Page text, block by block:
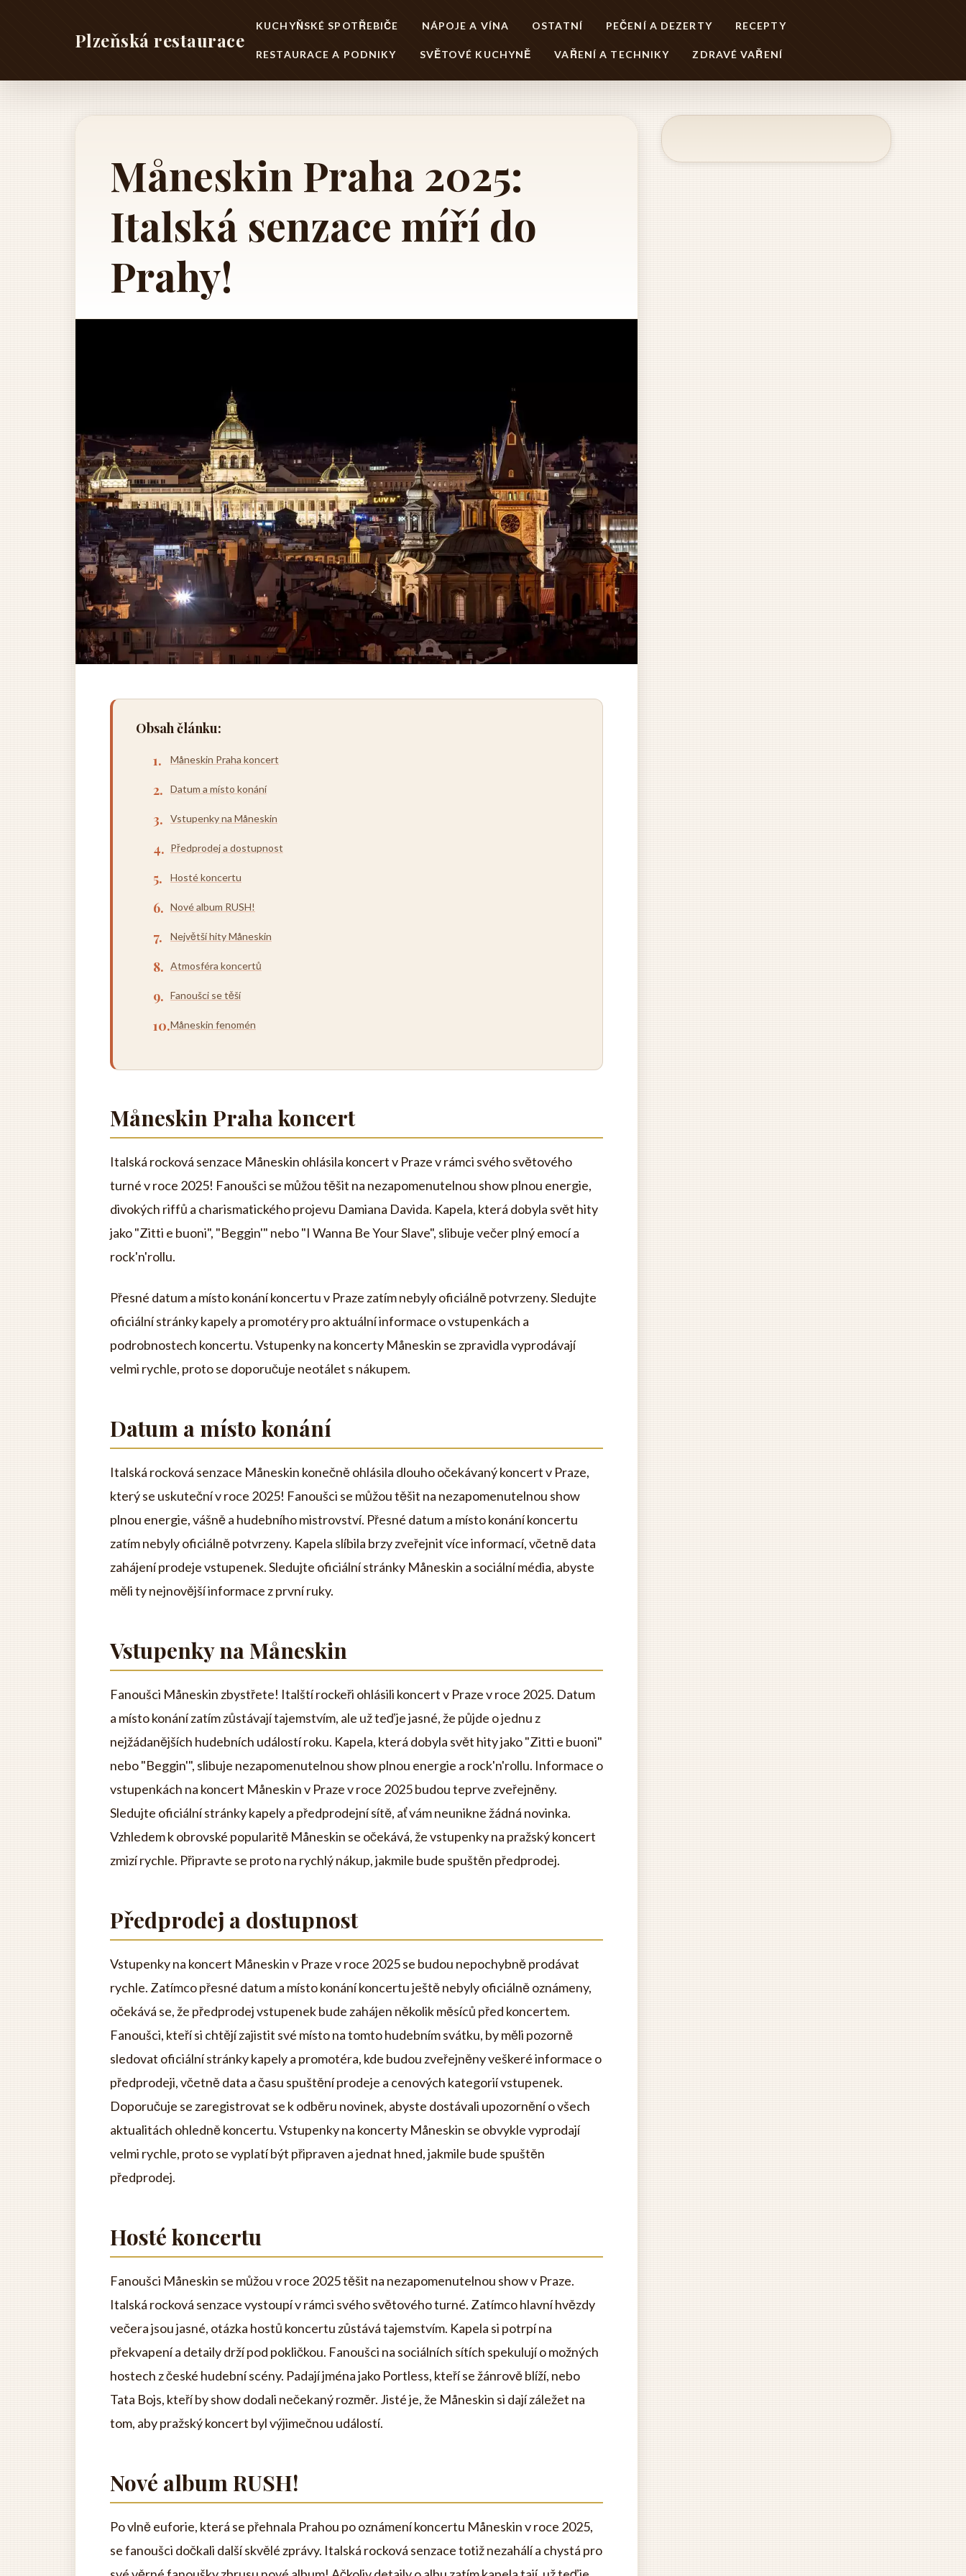
Plzeňská restaurace
KUCHYŇSKÉ SPOTŘEBIČE NÁPOJE A VÍNA OSTATNÍ PEČENÍ A DEZERTY RECEPTY
RESTAURACE A PODNIKY SVĚTOVÉ KUCHYNĚ VAŘENÍ A TECHNIKY ZDRAVÉ VAŘENÍ
Måneskin Praha 2025:
Italská senzace míří do
Prahy!
Obsah článku:
Måneskin Praha koncert
Datum a místo konání
Vstupenky na Måneskin
Předprodej a dostupnost
Hosté koncertu
Nové album RUSH!
Největší hity Måneskin
Atmosféra koncertů
Fanoušci se těší
Måneskin fenomén
Måneskin Praha koncert
Italská rocková senzace Måneskin ohlásila koncert v Praze v rámci svého světového
turné v roce 2025! Fanoušci se můžou těšit na nezapomenutelnou show plnou energie,
divokých riffů a charismatického projevu Damiana Davida. Kapela, která dobyla svět hity
jako "Zitti e buoni", "Beggin'" nebo "I Wanna Be Your Slave", slibuje večer plný emocí a
rock'n'rollu.
Přesné datum a místo konání koncertu v Praze zatím nebyly oficiálně potvrzeny. Sledujte
oficiální stránky kapely a promotéry pro aktuální informace o vstupenkách a
podrobnostech koncertu. Vstupenky na koncerty Måneskin se zpravidla vyprodávají
velmi rychle, proto se doporučuje neotálet s nákupem.
Datum a místo konání
Italská rocková senzace Måneskin konečně ohlásila dlouho očekávaný koncert v Praze,
který se uskuteční v roce 2025! Fanoušci se můžou těšit na nezapomenutelnou show
plnou energie, vášně a hudebního mistrovství. Přesné datum a místo konání koncertu
zatím nebyly oficiálně potvrzeny. Kapela slíbila brzy zveřejnit více informací, včetně data
zahájení prodeje vstupenek. Sledujte oficiální stránky Måneskin a sociální média, abyste
měli ty nejnovější informace z první ruky.
Vstupenky na Måneskin
Fanoušci Måneskin zbystřete! Italští rockeři ohlásili koncert v Praze v roce 2025. Datum
a místo konání zatím zůstávají tajemstvím, ale už teď je jasné, že půjde o jednu z
nejžádanějších hudebních událostí roku. Kapela, která dobyla svět hity jako "Zitti e buoni"
nebo "Beggin'", slibuje nezapomenutelnou show plnou energie a rock'n'rollu. Informace o
vstupenkách na koncert Måneskin v Praze v roce 2025 budou teprve zveřejněny.
Sledujte oficiální stránky kapely a předprodejní sítě, ať vám neunikne žádná novinka.
Vzhledem k obrovské popularitě Måneskin se očekává, že vstupenky na pražský koncert
zmizí rychle. Připravte se proto na rychlý nákup, jakmile bude spuštěn předprodej.
Předprodej a dostupnost
Vstupenky na koncert Måneskin v Praze v roce 2025 se budou nepochybně prodávat
rychle. Zatímco přesné datum a místo konání koncertu ještě nebyly oficiálně oznámeny,
očekává se, že předprodej vstupenek bude zahájen několik měsíců před koncertem.
Fanoušci, kteří si chtějí zajistit své místo na tomto hudebním svátku, by měli pozorně
sledovat oficiální stránky kapely a promotéra, kde budou zveřejněny veškeré informace o
předprodeji, včetně data a času spuštění prodeje a cenových kategorií vstupenek.
Doporučuje se zaregistrovat se k odběru novinek, abyste dostávali upozornění o všech
aktualitách ohledně koncertu. Vstupenky na koncerty Måneskin se obvykle vyprodají
velmi rychle, proto se vyplatí být připraven a jednat hned, jakmile bude spuštěn
předprodej.
Hosté koncertu
Fanoušci Måneskin se můžou v roce 2025 těšit na nezapomenutelnou show v Praze.
Italská rocková senzace vystoupí v rámci svého světového turné. Zatímco hlavní hvězdy
večera jsou jasné, otázka hostů koncertu zůstává tajemstvím. Kapela si potrpí na
překvapení a detaily drží pod pokličkou. Fanoušci na sociálních sítích spekulují o možných
hostech z české hudební scény. Padají jména jako Portless, kteří se žánrově blíží, nebo
Tata Bojs, kteří by show dodali nečekaný rozměr. Jisté je, že Måneskin si dají záležet na
tom, aby pražský koncert byl výjimečnou událostí.
Nové album RUSH!
Po vlně euforie, která se přehnala Prahou po oznámení koncertu Måneskin v roce 2025,
se fanoušci dočkali další skvělé zprávy. Italská rocková senzace totiž nezahálí a chystá pro